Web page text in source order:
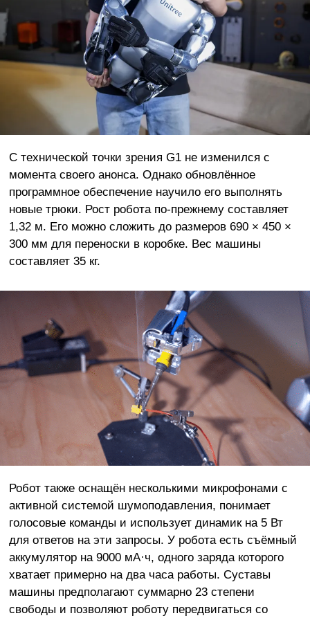
С технической точки зрения G1 не изменился с
момента своего анонса. Однако обновлённое
программное обеспечение научило его выполнять
новые трюки. Рост робота по-прежнему составляет
1,32 м. Его можно сложить до размеров 690 × 450 ×
300 мм для переноски в коробке. Вес машины
составляет 35 кг.
Робот также оснащён несколькими микрофонами с
активной системой шумоподавления, понимает
голосовые команды и использует динамик на 5 Вт
для ответов на эти запросы. У робота есть съёмный
аккумулятор на 9000 мА·ч, одного заряда которого
хватает примерно на два часа работы. Суставы
машины предполагают суммарно 23 степени
свободы и позволяют роботу передвигаться со